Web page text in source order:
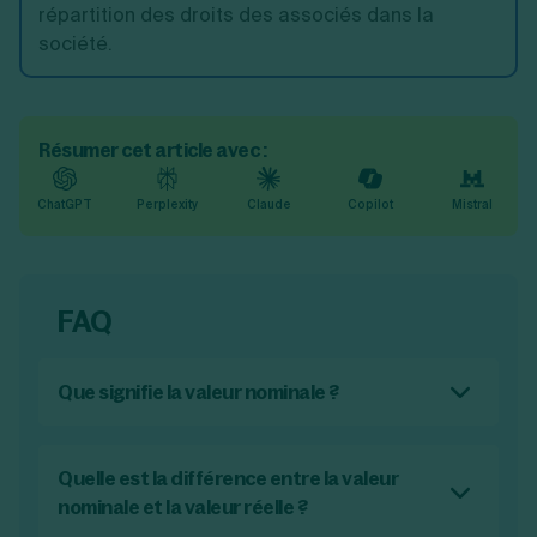
répartition des droits des associés dans la
société.
Résumer cet article avec :
ChatGPT Perplexity Claude Copilot Mistral
FAQ
Que signifie la valeur nominale ?
un moment donné. Elle est fixée lors de la
création d'une entreprise et sert de base de
Quelle est la différence entre la valeur
nominale et la valeur réelle ?